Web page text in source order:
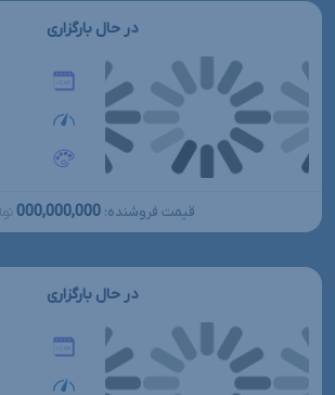
در حال بارگزاری
قیمت فروشنده: 000,000,000
در حال بارگزاری